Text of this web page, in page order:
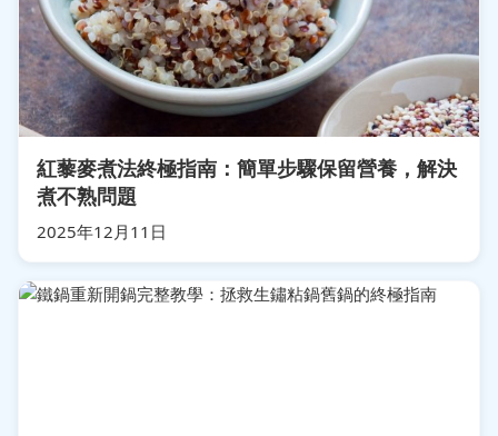
紅藜麥煮法終極指南：簡單步驟保留營養，解決
煮不熟問題
2025年12月11日